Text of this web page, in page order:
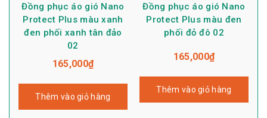
Đồng phục áo gió Nano
Protect Plus màu xanh
đen phối xanh tân đảo
02
165,000₫
Thêm vào giỏ hàng
Đồng phục áo gió Nano
Protect Plus màu đen
phối đỏ đô 02
165,000₫
Thêm vào giỏ hàng